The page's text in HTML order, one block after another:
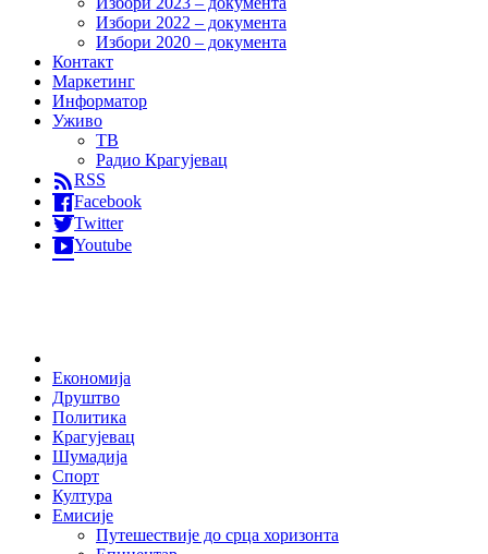
Избори 2022 – документа
Избори 2020 – документа
Контакт
Маркетинг
Информатор
Уживо
ТВ
Радио Крагујевац
RSS
Facebook
Twitter
Youtube
Економија
Друштво
Политика
Крагујевац
Шумадија
Спорт
Култура
Емисије
Путешествије до срца хоризонта